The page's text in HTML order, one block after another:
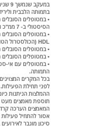
בתמותה הלבבית
הסיסטולי ב- 7 ממ"כ ולירידה בלחץ הדם הדיאסטולי ב- 5 ממ"כ.
HDL (הכולסטרול הטוב) ב- 5-10%, ולהוריד את רמת LDL(הכולסטרול הרע) ב- 5%.
• במטופלים הסובלים מסכרת, פעילות
• במטופלים
• במטופלים עם אי-
התמותה.
בכל המקרים
לפני תחילת הפעילות.
תוספת מאמצים מעט
המאמצים הערכה
אסור להתחיל
סיכון מוגבר